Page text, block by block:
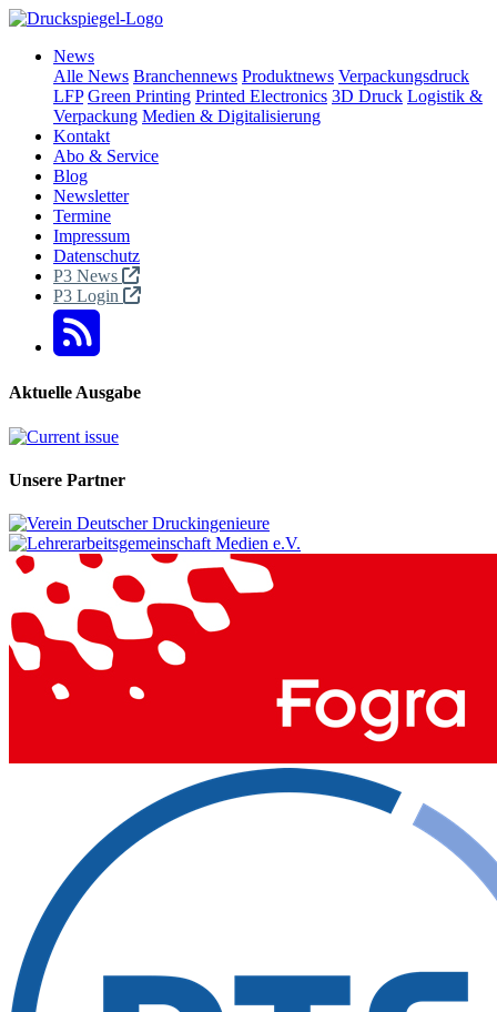
News
Alle News Branchennews Produktnews Verpackungsdruck
LFP Green Printing Printed Electronics 3D Druck Logistik &
Verpackung Medien & Digitalisierung
Kontakt
Abo & Service
Blog
Newsletter
Termine
Impressum
Datenschutz
P3 News
P3 Login
Aktuelle Ausgabe
Unsere Partner